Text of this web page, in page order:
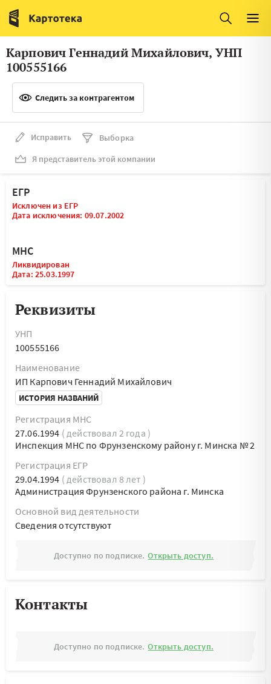
Италия
Люксембург
Литва
Латвия
Словения
Франция
Швеция
Мальта
Карпович Геннадий Михайлович, УНП
100555166
Следить за контрагентом
Исправить
Выборка
Я представитель этой компании
ЕГР
Исключен из ЕГР
Дата исключения: 09.07.2002
МНС
Ликвидирован
Дата: 25.03.1997
Реквизиты
УНП
100555166
Наименование
ИП Карпович Геннадий Михайлович
ИСТОРИЯ НАЗВАНИЙ
Регистрация МНС
27.06.1994 ( действовал 2 года )
Инспекция МНС по Фрунзенскому району г. Минска № 2
Регистрация ЕГР
29.04.1994 ( действовал 8 лет )
Администрация Фрунзенского района г. Минска
Основной вид деятельности
Cведения отсутствуют
Доступно по подписке. Открыть доступ.
Контакты
Доступно по подписке. Открыть доступ.